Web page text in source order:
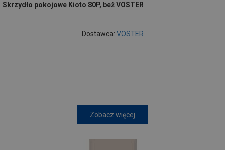
Skrzydło pokojowe Kioto 80P, beż VOSTER
Dostawca: VOSTER
Zobacz więcej